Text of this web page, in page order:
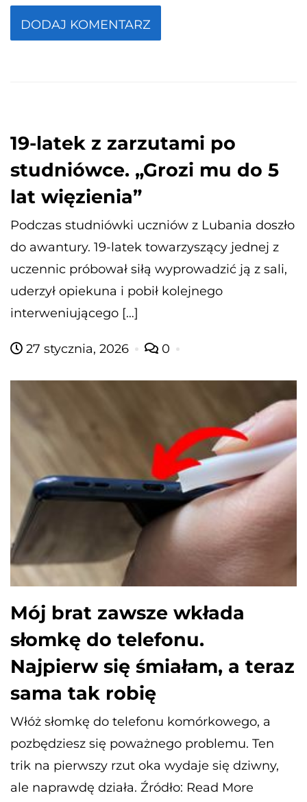
19-latek z zarzutami po
studniówce. „Grozi mu do 5
lat więzienia”
Podczas studniówki uczniów z Lubania doszło
do awantury. 19-latek towarzyszący jednej z
uczennic próbował siłą wyprowadzić ją z sali,
uderzył opiekuna i pobił kolejnego
interweniującego […]
27 stycznia, 2026 0
Mój brat zawsze wkłada
słomkę do telefonu.
Najpierw się śmiałam, a teraz
sama tak robię
Włóż słomkę do telefonu komórkowego, a
pozbędziesz się poważnego problemu. Ten
trik na pierwszy rzut oka wydaje się dziwny,
ale naprawdę działa. Źródło: Read More